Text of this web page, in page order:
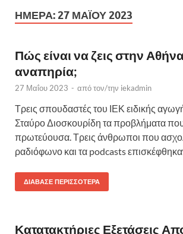
ΗΜΈΡΑ:27 ΜΑΪ́ΟΥ 2023
Πώς είναι να ζεις στην
αναπηρία;
27 Μαΐου 2023 - από τον/την iekadmin
Τρεις σπουδαστές του ΙΕΚ ειδικής
Σταύρο Διοσκουρίδη τα προβλήματα
πρωτεύουσα. Τρεις άνθρωποι που
ραδιόφωνο και τα podcasts
ΔΙΆΒΑΣΕ ΠΕΡΙΣΣΌΤΕΡΑ
Κατατακτήριες Εξετάσεις